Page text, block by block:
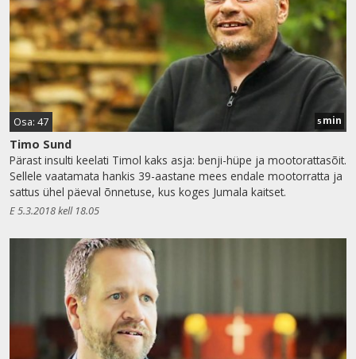
Osa: 47 5 min
Timo Sund
Pärast insulti keelati Timol kaks asja: benji-hüpe ja mootorattasõit.
Sellele vaatamata hankis 39-aastane mees endale mootorratta ja
sattus ühel päeval õnnetuse, kus koges Jumala kaitset.
E 5.3.2018 kell 18.05